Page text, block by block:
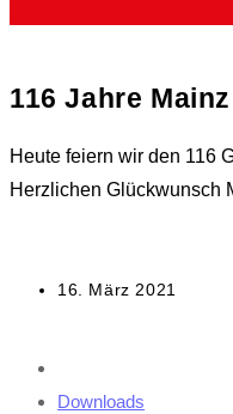
116 Jahre
Heute feiern wir den 116
Herzlichen Glückwunsch
Beitrag
16. März 2021
Downloads